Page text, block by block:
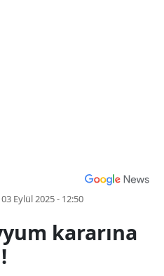
03 Eylül 2025 - 12:50
kararına